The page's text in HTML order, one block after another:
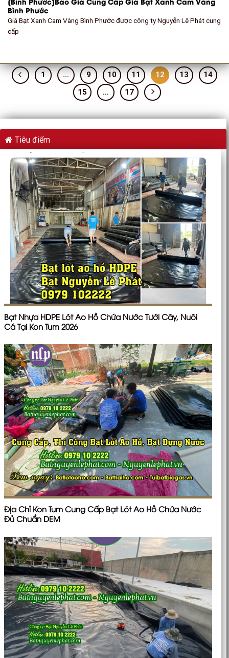
Bình Phước
Giá Bạt Xanh Cam Vàng Bình Phước được công ty Nguyễn Lê Phát cung
cấp
1 … 9 10 11 12 13
14
15
… 17
Tiêu điểm
Bạt Nhựa HDPE Lót Ao Hồ Chứa Nước Tưới Cây, Nuôi
Cá Tại Kon Tum 2026
Địa Chỉ Kon Tum Cung Cấp Bạt Lót Ao Hồ Chứa Nước
Đủ Chuẩn DEM